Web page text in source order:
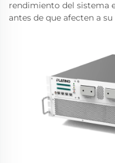
rendimiento del sistema
antes de que afecten a